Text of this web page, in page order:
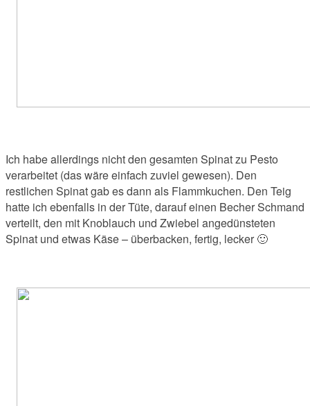
Ich habe allerdings nicht den gesamten Spinat zu Pesto
verarbeitet (das wäre einfach zuviel gewesen). Den
restlichen Spinat gab es dann als Flammkuchen. Den Teig
hatte ich ebenfalls in der Tüte, darauf einen Becher Schmand
verteilt, den mit Knoblauch und Zwiebel angedünsteten
Spinat und etwas Käse – überbacken, fertig, lecker 🙂